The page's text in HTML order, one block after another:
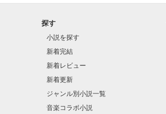
探す
小説を探す
新着完結
新着レビュー
新着更新
ジャンル別小説一覧
音楽コラボ小説